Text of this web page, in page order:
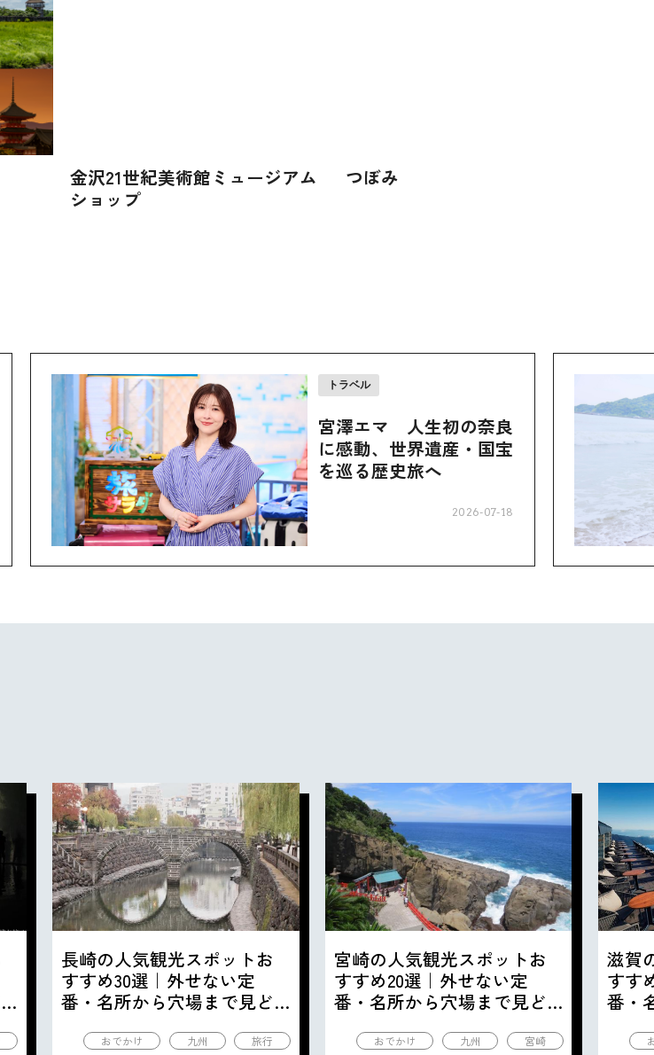
金沢21世紀美術館ミュージアム
ショップ
つぼみ
トラベル
宮澤エマ 人生初の奈良
に感動、世界遺産・国宝
を巡る歴史旅へ
2026-07-18
長崎の人気観光スポットお
すすめ30選｜外せない定
番・名所から穴場まで見ど
おでかけ 九州 旅行
宮崎の人気観光スポットお
すすめ20選｜外せない定
番・名所から穴場まで見ど
おでかけ 九州 宮崎
滋賀
すす
番・